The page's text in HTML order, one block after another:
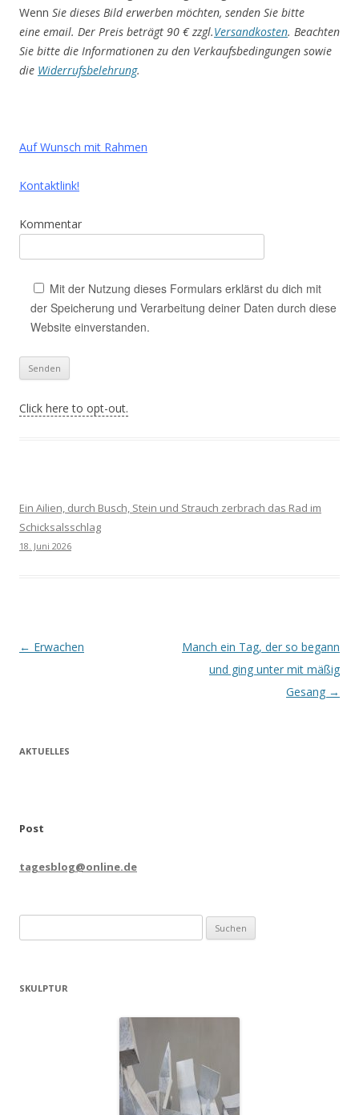
Wenn Sie dieses Bild erwerben möchten, senden Sie bitte
eine email. Der Preis beträgt 90 € zzgl.Versandkosten. Beachten
Sie bitte die Informationen zu den Verkaufsbedingungen sowie
die Widerrufsbelehrung.
Auf Wunsch mit Rahmen
Kontaktlink!
Kommentar
Mit der Nutzung dieses Formulars erklärst du dich mit
der Speicherung und Verarbeitung deiner Daten durch diese
Website einverstanden.
Click here to opt-out.
Ein Ailien, durch Busch, Stein und Strauch zerbrach das Rad im
Schicksalsschlag
18. Juni 2026
Beitrags-
← Erwachen
Manch ein Tag, der so begann
und ging unter mit mäßig
Gesang →
AKTUELLES
Post
tagesblog@online.de
nach:
SKULPTUR